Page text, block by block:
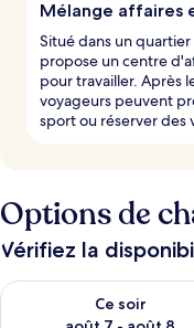
Mélange affaires
Situé dans un
propose un centre
pour travailler. Après
voyageurs peuvent
sport ou réserver des
Options de
Vérifiez la
Ce soir
Vérifier la disponibilité